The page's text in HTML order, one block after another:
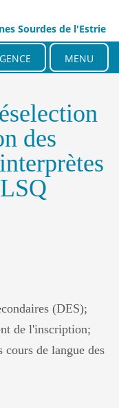
Sourdes de l'Estrie
MENU
des
(DES);
de l'inscription;
de langue des